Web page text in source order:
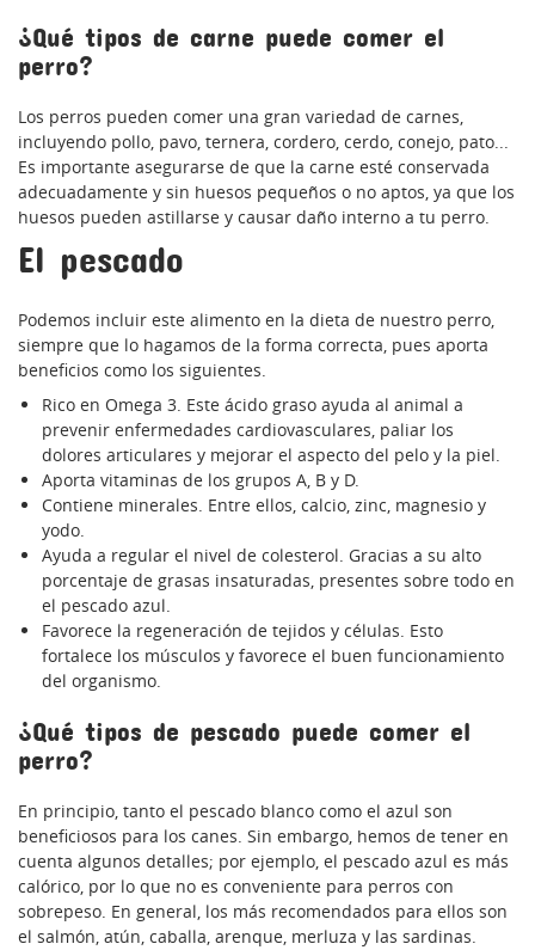
¿Qué tipos de carne puede comer el
perro?
Los perros pueden comer una gran variedad de carnes,
incluyendo pollo, pavo, ternera, cordero, cerdo, conejo, pato...
Es importante asegurarse de que la carne esté conservada
adecuadamente y sin huesos pequeños o no aptos, ya que los
huesos pueden astillarse y causar daño interno a tu perro.
El pescado
Podemos incluir este alimento en la dieta de nuestro perro,
siempre que lo hagamos de la forma correcta, pues aporta
beneficios como los siguientes.
Rico en Omega 3. Este ácido graso ayuda al animal a
prevenir enfermedades cardiovasculares, paliar los
dolores articulares y mejorar el aspecto del pelo y la piel.
Aporta vitaminas de los grupos A, B y D.
Contiene minerales. Entre ellos, calcio, zinc, magnesio y
yodo.
Ayuda a regular el nivel de colesterol. Gracias a su alto
porcentaje de grasas insaturadas, presentes sobre todo en
el pescado azul.
Favorece la regeneración de tejidos y células. Esto
fortalece los músculos y favorece el buen funcionamiento
del organismo.
¿Qué tipos de pescado puede comer el
perro?
En principio, tanto el pescado blanco como el azul son
beneficiosos para los canes. Sin embargo, hemos de tener en
cuenta algunos detalles; por ejemplo, el pescado azul es más
calórico, por lo que no es conveniente para perros con
sobrepeso. En general, los más recomendados para ellos son
el salmón, atún, caballa, arenque, merluza y las sardinas.